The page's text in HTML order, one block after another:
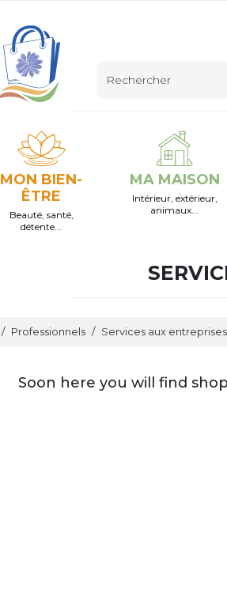
MON BIEN-
ÊTRE
Beauté, santé,
détente...
MA MAISON
Intérieur, extérieur,
animaux...
Professionnels Services aux entreprises
Soon here you will find